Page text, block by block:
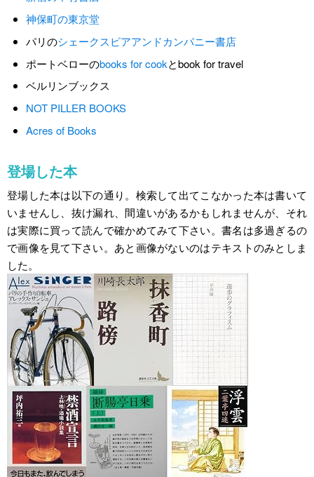
神保町の東京堂
パリのシェークスピアアンドカンパニー書店
ポートベローのbooks for cookとbook for travel
ベルリンブックス
NOT PILLER BOOKS
Acres of Books
登場した本
登場した本は以下の通り。検索して出てこなかった本は書いて
いませんし、抜け漏れ、間違いがあるかもしれませんが、それ
は実際に買って読んで確かめてみて下さい。書名は多過ぎるの
で画像を見て下さい。あと画像がないのはテキストのみとしま
した。